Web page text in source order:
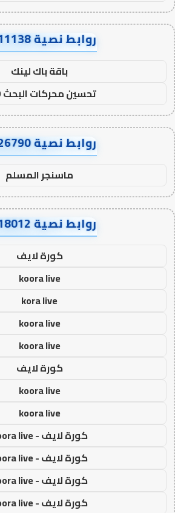
روابط نصية AA11138
باقة باك لينك
تحسين محركات البحث SEO
روابط نصية AA26790
ماسنجر المسلم
روابط نصية AA18012
كورة لايف
koora live
kora live
koora live
koora live
كورة لايف
koora live
koora live
كورة لايف - koora live
كورة لايف - koora live
كورة لايف - koora live
كورة لايف - koora live